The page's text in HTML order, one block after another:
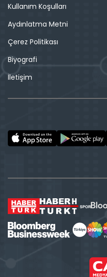
Kullanım Koşulları
Aydınlatma Metni
Çerez Politikası
Biyografi
İletişim